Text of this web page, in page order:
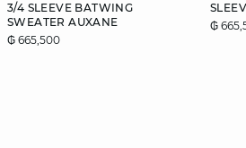
3/4 SLEEVE BATWING
SWEATER AUXANE
₲ 665,500
₲